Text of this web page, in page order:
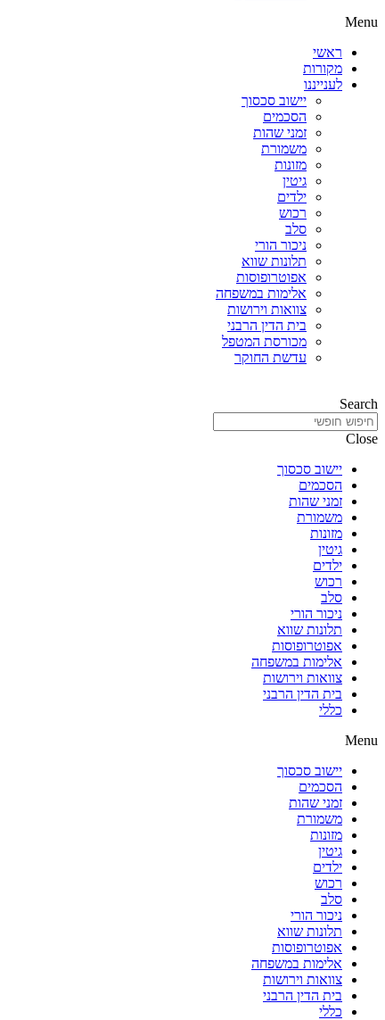
Menu
ראשי
מקורות
לענייננו
יישוב סכסוך
הסכמים
זמני שהות
משמורת
מזונות
גיטין
ילדים
רכוש
סלב
ניכור הורי
תלונות שווא
אפוטרופוסות
אלימות במשפחה
צוואות וירושות
בית הדין הרבני
מכורסת המטפל
עדשת החוקר
Search
Close
יישוב סכסוך
הסכמים
זמני שהות
משמורת
מזונות
גיטין
ילדים
רכוש
סלב
ניכור הורי
תלונות שווא
אפוטרופוסות
אלימות במשפחה
צוואות וירושות
בית הדין הרבני
כללי
Menu
יישוב סכסוך
הסכמים
זמני שהות
משמורת
מזונות
גיטין
ילדים
רכוש
סלב
ניכור הורי
תלונות שווא
אפוטרופוסות
אלימות במשפחה
צוואות וירושות
בית הדין הרבני
כללי